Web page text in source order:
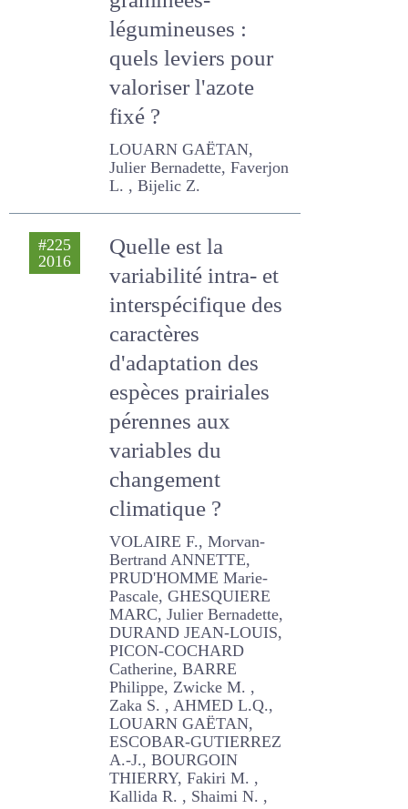
légumineuses :
quels leviers pour
valoriser l'azote
fixé ?
LOUARN GAËTAN, Julier
Bernadette, Faverjon L. ,
Bijelic Z.
#225
2016
Quelle est la
variabilité intra- et
interspécifique des
caractères
d'adaptation des
espèces prairiales
pérennes aux
variables du
changement
climatique ?
VOLAIRE F., Morvan-
Bertrand ANNETTE,
PRUD'HOMME Marie-
Pascale, GHESQUIERE
MARC, Julier Bernadette,
DURAND JEAN-LOUIS,
PICON-COCHARD
Catherine, BARRE Philippe,
Zwicke M. , Zaka S. ,
AHMED L.Q., LOUARN
GAËTAN, ESCOBAR-
GUTIERREZ A.-J.,
BOURGOIN THIERRY, Fakiri
M. , Kallida R. , Shaimi N. ,
Zhouri L.